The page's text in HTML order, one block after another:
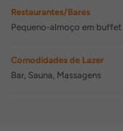
Restaurantes/Bares
Pequeno-almoço em buffet
Comodidades de Lazer
Bar, Sauna, Massagens